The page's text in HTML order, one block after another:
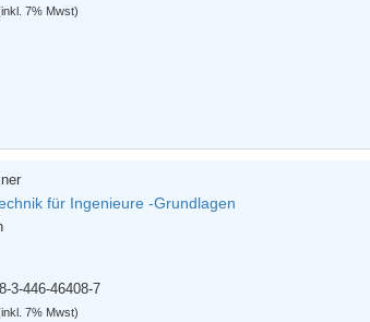
7% Mwst)
für Ingenieure -Grundlagen
3-446-46408-7
7% Mwst)